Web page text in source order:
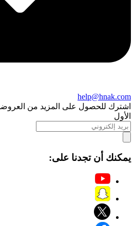
help@hnak.com
اشترك للحصول على المزيد من العروض
الأول
يمكنك أن تجدنا على: